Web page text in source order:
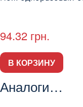
94.32 грн.
В КОРЗИНУ
Аналоги…